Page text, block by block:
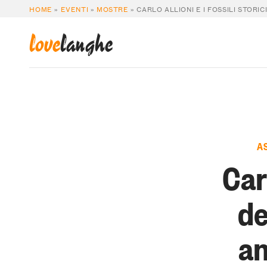
HOME » EVENTI » MOSTRE »CARLO ALLIONI E I FOSSILI
lovelanghe